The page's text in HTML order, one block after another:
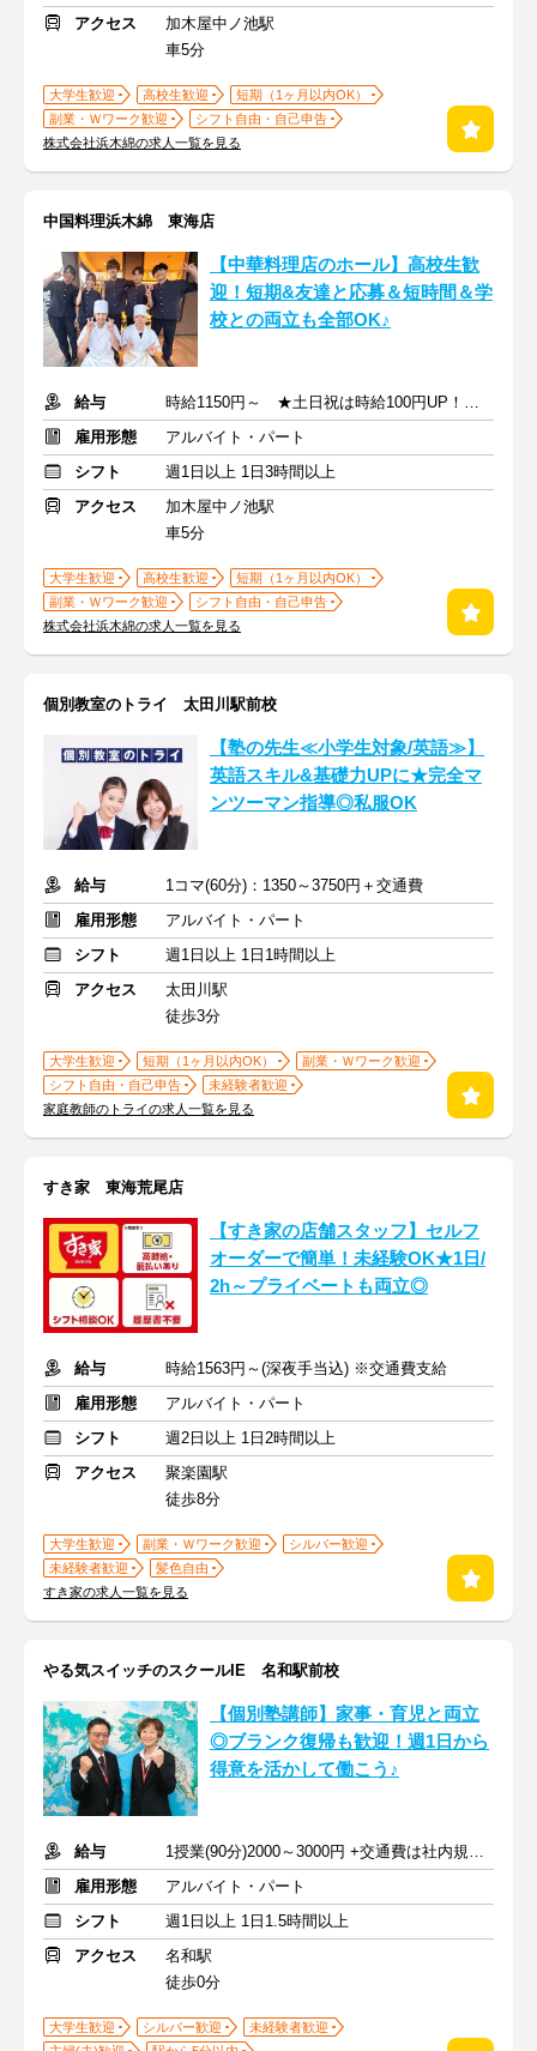
アクセス
加木屋中ノ池駅
車5分
大学生歓迎 高校生歓迎
短期（1ヶ月以内OK）
副業・Ｗワーク歓迎
シフト自由・自己申告
株式会社浜木綿の求人一覧を見る
中国料理浜木綿 東海店
【中華料理店のホール】⾼校⽣歓
迎！短期&友達と応募＆短時間＆学
校との両⽴も全部OK♪
給与
時給1150円～ ★土日祝は時給100円UP！ ★高校生も同時給！
雇用形態
アルバイト・パート
シフト
週1日以上 1日3時間以上
アクセス
加木屋中ノ池駅
車5分
大学生歓迎 高校生歓迎
短期（1ヶ月以内OK）
副業・Ｗワーク歓迎
シフト自由・自己申告
株式会社浜木綿の求人一覧を見る
個別教室のトライ 太田川駅前校
【塾の先生≪小学生対象/英語≫】
英語スキル&基礎力UPに★完全マ
ンツーマン指導◎私服OK
給与
1コマ(60分)：1350～3750円＋交通費
雇用形態
アルバイト・パート
シフト
週1日以上 1日1時間以上
アクセス
太田川駅
徒歩3分
大学生歓迎 短期（1ヶ月以内OK）
副業・Ｗワーク歓迎
シフト自由・自己申告
未経験者歓迎
家庭教師のトライの求人一覧を見る
すき家 東海荒尾店
【すき家の店舗スタッフ】セルフ
オーダーで簡単！未経験OK★1日/
2h～プライベートも両立◎
給与
時給1563円～(深夜手当込) ※交通費支給
雇用形態
アルバイト・パート
シフト
週2日以上 1日2時間以上
アクセス
聚楽園駅
徒歩8分
大学生歓迎 副業・Ｗワーク歓迎
シルバー歓迎
未経験者歓迎
髪色自由
すき家の求人一覧を見る
やる気スイッチのスクールIE 名和駅前校
【個別塾講師】家事・育児と両立
◎ブランク復帰も歓迎！週1日から
得意を活かして働こう♪
給与
1授業(90分)2000～3000円 +交通費は社内規定に準じて支給
雇用形態
アルバイト・パート
シフト
週1日以上 1日1.5時間以上
アクセス
名和駅
徒歩0分
大学生歓迎 シルバー歓迎
未経験者歓迎